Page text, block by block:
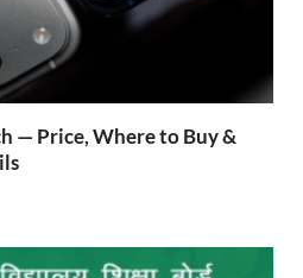
— Price, Where to Buy &